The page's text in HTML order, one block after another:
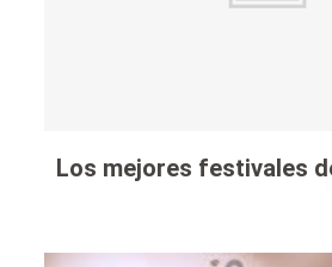
Los mejores festivales